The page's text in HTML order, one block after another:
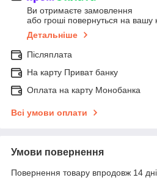
Ви отримаєте замовлення
або гроші повернуться на вашу
Детальніше
Післяплата
На карту Приват банку
Оплата на карту Монобанка
Всі умови оплати
Умови повернення
Повернення товару впродовж 14